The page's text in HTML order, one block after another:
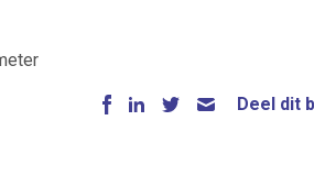
Deel dit